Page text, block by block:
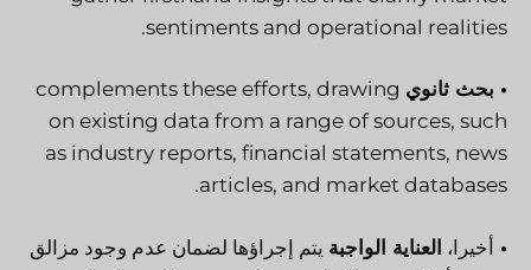
sentiments and operational realities.
• بحث ثانوي complements these efforts, drawing
on existing data from a range of sources, such
as industry reports, financial statements, news
articles, and market databases.
• أخيرا، العناية الواجبة يتم إجراؤها لضمان عدم وجود مزالق